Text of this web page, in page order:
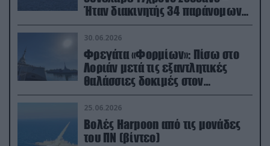
Ήταν διακινητής 34 παράνομων
μεταναστών
30.06.2026
Φρεγάτα «Φορμίων»: Πίσω στο
Λοριάν μετά τις εξαντλητικές
θαλάσσιες δοκιμές στον
απαιτητικό Βισκαϊκό
25.06.2026
Βολές Harpoon από τις μονάδες
του ΠΝ (βίντεο)